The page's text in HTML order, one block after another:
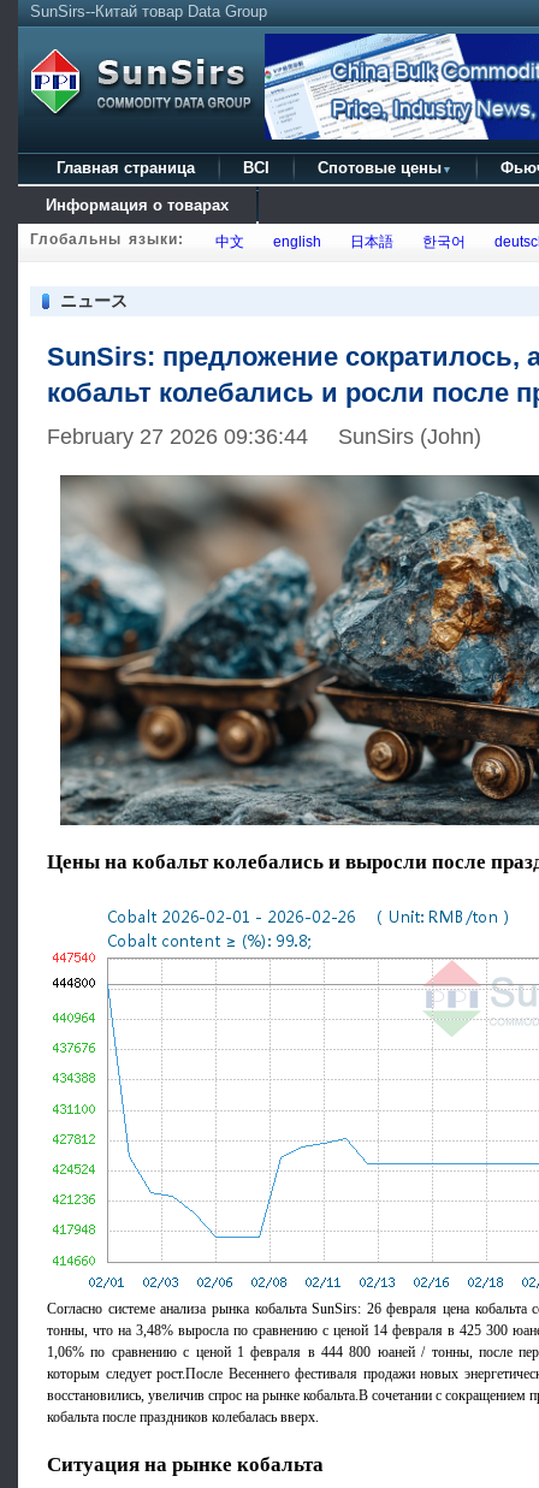
SunSirs--Китай товар Data Group
Главная страница BCI Спотовые цены ▼
Информация о товарах
Глобальны языки: 中文 english 日本語 한국어
ニュース
SunSirs: предложение сократилось,
кобальт колебались и росли после
February 27 2026 09:36:44 SunSirs (John)
Цены на кобальт колебались и выросли после
Согласно системе анализа рынка кобальта SunSirs: 26 февраля цена кобальта
тонны, что на 3,48% выросла по сравнению с ценой 14 февраля в 425 300
1,06% по сравнению с ценой 1 февраля в 444 800 юаней / тонны, после
которым следует рост.После Весеннего фестиваля продажи новых
восстановились, увеличив спрос на рынке кобальта.В сочетании с сокращением
кобальта после праздников колебалась вверх.
Ситуация на рынке кобальта